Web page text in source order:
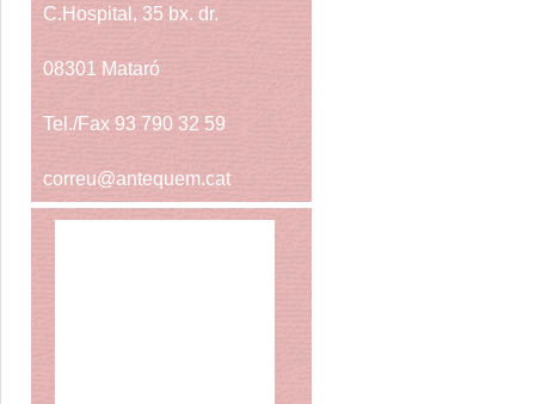
C.Hospital, 35 bx. dr.
08301 Mataró
Tel./Fax 93 790 32 59
correu@antequem.cat